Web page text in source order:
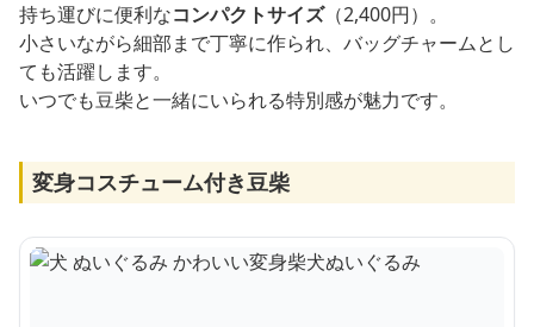
持ち運びに便利なコンパクトサイズ（2,400円）。
小さいながら細部まで丁寧に作られ、バッグチャームとし
ても活躍します。
いつでも豆柴と一緒にいられる特別感が魅力です。
変身コスチューム付き豆柴